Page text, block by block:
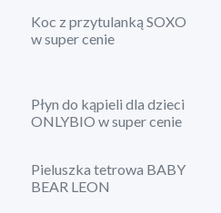
Koc z przytulanką SOXO
w super cenie
Płyn do kąpieli dla dzieci
ONLYBIO w super cenie
Pieluszka tetrowa BABY
BEAR LEON